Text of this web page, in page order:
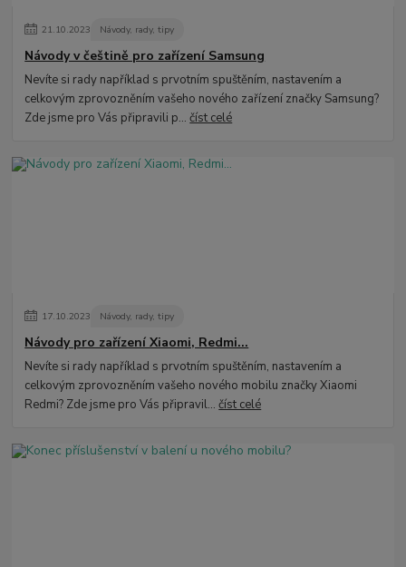
21.10.2023 Návody, rady, tipy
Návody v češtině pro zařízení Samsung
Nevíte si rady například s prvotním spuštěním, nastavením a
celkovým zprovozněním vašeho nového zařízení značky Samsung?
Zde jsme pro Vás připravili p...číst celé
17.10.2023 Návody, rady, tipy
Návody pro zařízení Xiaomi, Redmi...
Nevíte si rady například s prvotním spuštěním, nastavením a
celkovým zprovozněním vašeho nového mobilu značky Xiaomi
Redmi? Zde jsme pro Vás připravil...číst celé